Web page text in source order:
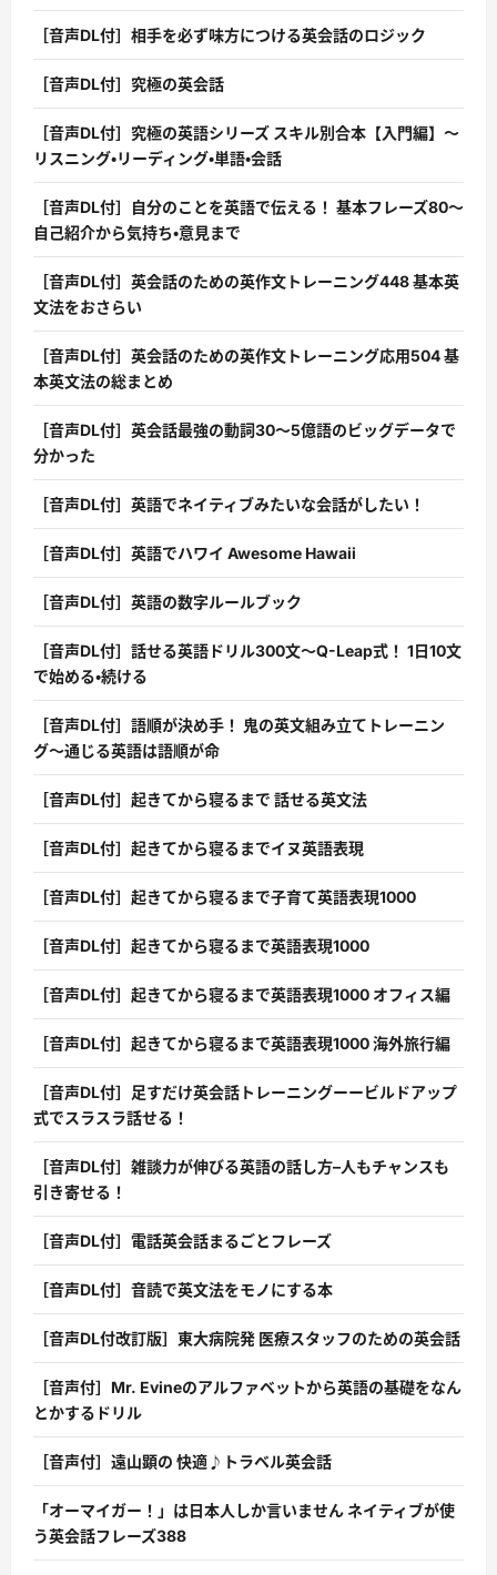
［音声DL付］相手を必ず味方につける英会話のロジック
［音声DL付］究極の英会話
［音声DL付］究極の英語シリーズ スキル別合本【入門編】〜
リスニング・リーディング・単語・会話
［音声DL付］自分のことを英語で伝える！ 基本フレーズ80〜
自己紹介から気持ち・意見まで
［音声DL付］英会話のための英作文トレーニング448 基本英
文法をおさらい
［音声DL付］英会話のための英作文トレーニング応用504 基
本英文法の総まとめ
［音声DL付］英会話最強の動詞30〜5億語のビッグデータで
分かった
［音声DL付］英語でネイティブみたいな会話がしたい！
［音声DL付］英語でハワイ Awesome Hawaii
［音声DL付］英語の数字ルールブック
［音声DL付］話せる英語ドリル300文〜Q-Leap式！ 1日10文
で始める・続ける
［音声DL付］語順が決め手！ 鬼の英文組み立てトレーニン
グ〜通じる英語は語順が命
［音声DL付］起きてから寝るまで 話せる英文法
［音声DL付］起きてから寝るまでイヌ英語表現
［音声DL付］起きてから寝るまで子育て英語表現1000
［音声DL付］起きてから寝るまで英語表現1000
［音声DL付］起きてから寝るまで英語表現1000 オフィス編
［音声DL付］起きてから寝るまで英語表現1000 海外旅行編
［音声DL付］足すだけ英会話トレーニングーービルドアップ
式でスラスラ話せる！
［音声DL付］雑談力が伸びる英語の話し方–人もチャンスも
引き寄せる！
［音声DL付］電話英会話まるごとフレーズ
［音声DL付］音読で英文法をモノにする本
［音声DL付改訂版］東大病院発 医療スタッフのための英会話
［音声付］Mr. Evineのアルファベットから英語の基礎をなん
とかするドリル
［音声付］遠山顕の 快適♪トラベル英会話
「オーマイガー！」は日本人しか言いません ネイティブが使
う英会話フレーズ388